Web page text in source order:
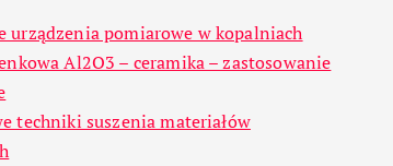
urządzenia pomiarowe w kopalniach
Al2O3 – ceramika – zastosowanie
techniki suszenia materiałów